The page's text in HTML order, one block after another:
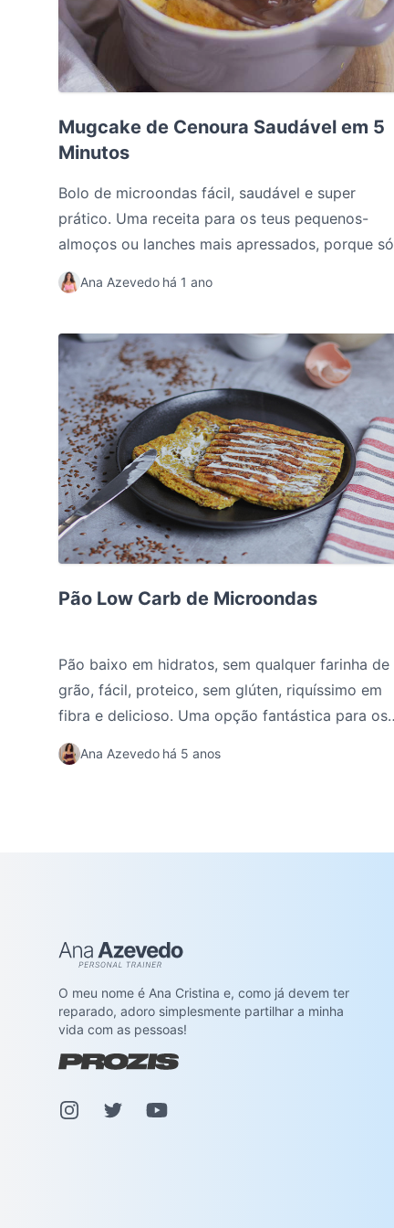
Mugcake de Cenoura Saudável em 5
Minutos
Bolo de microondas fácil, saudável e super
prático. Uma receita para os teus pequenos-
almoços ou lanches mais apressados, porque só
precisas de 5 minutos! Quem disse que bolo de
cenoura só se pode comer à sobremesa???
Ana Azevedo há 1 ano
Pão Low Carb de Microondas
Pão baixo em hidratos, sem qualquer farinha de
grão, fácil, proteico, sem glúten, riquíssimo em
fibra e delicioso. Uma opção fantástica para os
teus lanches ou pequenos almoços.
Ana Azevedo há 5 anos
Ana Azevedo
O meu nome é Ana Cristina e, como já devem ter
reparado, adoro simplesmente partilhar a minha
vida com as pessoas!
InstagramPinterestYoutube